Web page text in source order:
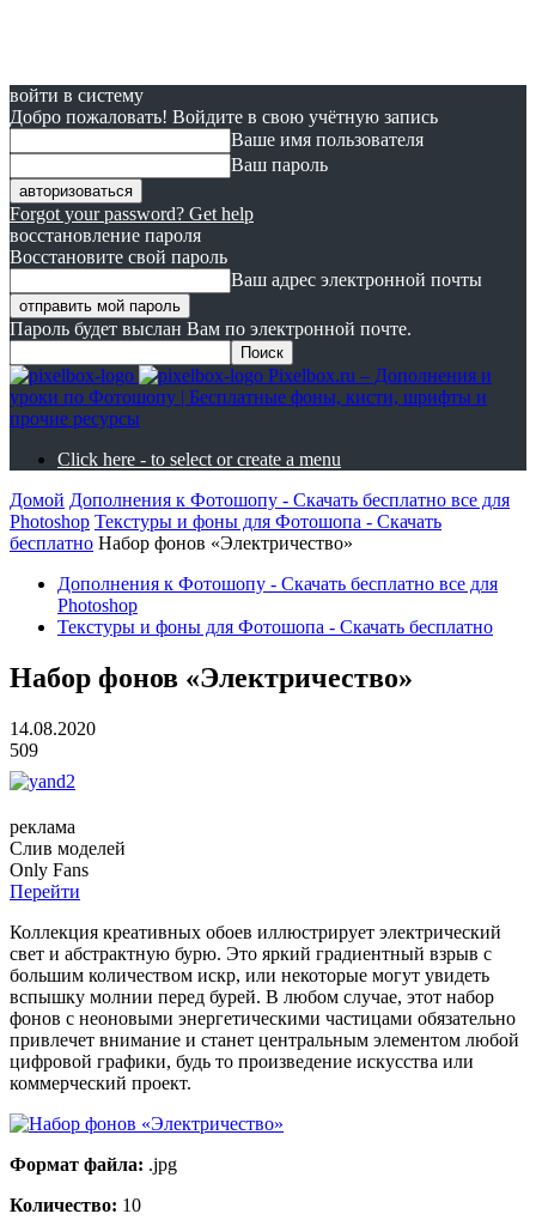
войти в систему
Добро пожаловать! Войдите в свою учётную запись
Ваше имя пользователя
Ваш пароль
Forgot your password? Get help
восстановление пароля
Восстановите свой пароль
Ваш адрес электронной почты
Пароль будет выслан Вам по электронной почте.
Pixelbox.ru – Дополнения и
уроки по Фотошопу | Бесплатные фоны, кисти, шрифты и
прочие ресурсы
Click here - to select or create a menu
Домой Дополнения к Фотошопу - Скачать бесплатно все для
Photoshop Текстуры и фоны для Фотошопа - Скачать
бесплатно Набор фонов «Электричество»
Дополнения к Фотошопу - Скачать бесплатно все для
Photoshop
Текстуры и фоны для Фотошопа - Скачать бесплатно
Набор фонов «Электричество»
14.08.2020
509
реклама
Слив моделей
Only Fans
Перейти
Коллекция креативных обоев иллюстрирует электрический
свет и абстрактную бурю. Это яркий градиентный взрыв с
большим количеством искр, или некоторые могут увидеть
вспышку молнии перед бурей. В любом случае, этот набор
фонов с неоновыми энергетическими частицами обязательно
привлечет внимание и станет центральным элементом любой
цифровой графики, будь то произведение искусства или
коммерческий проект.
Формат файла: .jpg
Количество: 10